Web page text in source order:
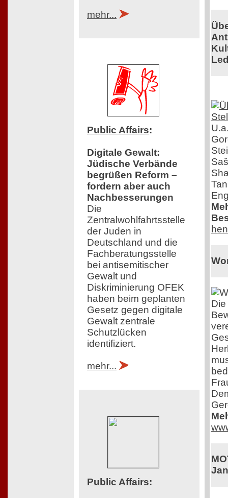
mehr...
Public Affairs:
Digitale Gewalt:
Jüdische Verbände
begrüßen Reform –
fordern aber auch
Nachbesserungen
Die
Zentralwohlfahrtsstelle
der Juden in
Deutschland und die
Fachberatungsstelle
bei antisemitischer
Gewalt und
Diskriminierung OFEK
haben beim geplanten
Gesetz gegen digitale
Gewalt zentrale
Schutzlücken
identifiziert.
mehr...
Public Affairs: